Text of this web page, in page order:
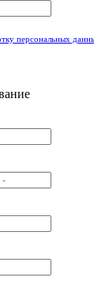
персональных